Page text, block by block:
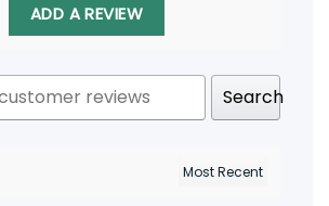
ADD A REVIEW
Search